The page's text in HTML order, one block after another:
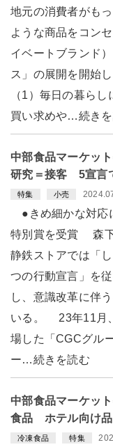
地元の消費者がも
ような商品をコン
イベートブランド
ス」の展開を開始
（1）毎日の暮らし
買い求めや…続き
中部食品マーケッ
研究＝接客 5宣言
特集 小売
●きめ細かな対
特別賞を受賞 森
静鉄ストアでは「
つの行動宣言」を
し、意識改革に伴
いる。 23年11月
場した「CGCグル
ー…続きを読む
中部食品マーケッ
食品 ホテル向け品
冷凍食品 特集